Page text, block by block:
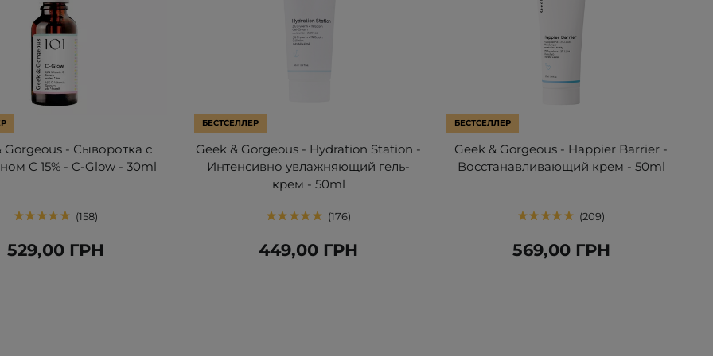
Gorgeous - Сыворотка с
С 15% - C-Glow - 30ml
158
529,00 ГРН
БЕСТСЕЛЛЕР
Geek & Gorgeous - Hydration Station -
Интенсивно увлажняющий гель-
крем - 50ml
176
449,00 ГРН
БЕСТСЕЛЛЕР
Geek & Gorgeous - Happier Barrier -
Восстанавливающий крем - 50ml
209
569,00 ГРН